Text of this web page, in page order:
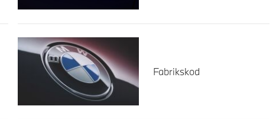
Fabrikskod